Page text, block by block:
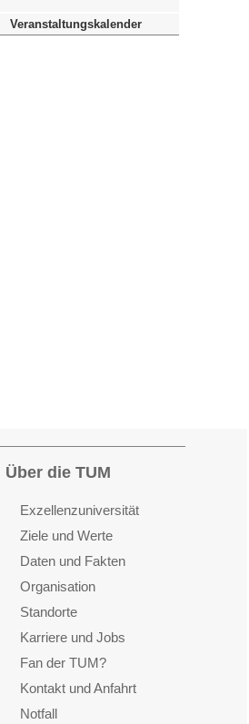
Veranstaltungskalender
Über die TUM
Exzellenzuniversität
Ziele und Werte
Daten und Fakten
Organisation
Standorte
Karriere und Jobs
Fan der TUM?
Kontakt und Anfahrt
Notfall